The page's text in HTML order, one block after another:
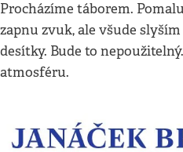
Procházíme táborem.
zapnu zvuk, ale všude
desítky. Bude to
atmosféru.